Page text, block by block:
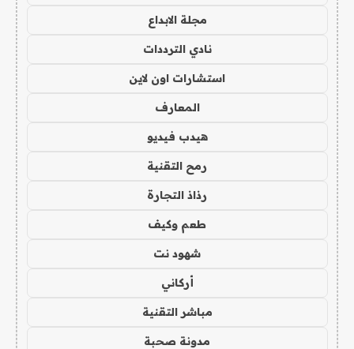
مجلة الابداع
نادي الترددات
استشارات اون لاين
المعارف
هيدب فيديو
رمح التقنية
رذاذ التجارة
طعم وكيف
شهود نت
أركاني
مباشر التقنية
مدونة صحبة